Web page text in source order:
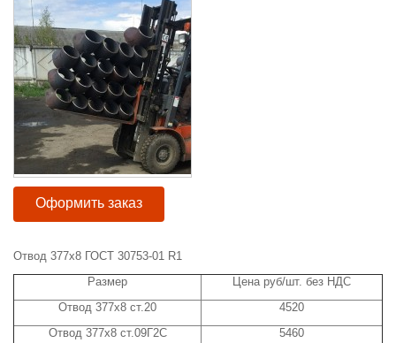
Оформить заказ
Отвод 377x8 ГОСТ 30753-01 R1
Размер
Цена руб/шт. без НДС
Отвод 377x8 ст.20
4520
Отвод 377x8 ст.09Г2С
5460